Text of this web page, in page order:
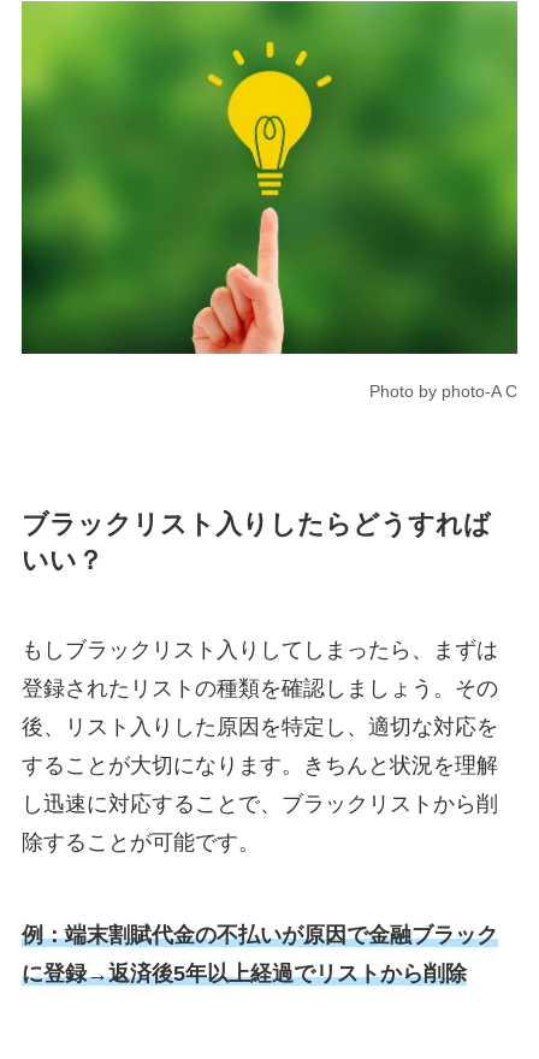
Photo by photo-A C
ブラックリスト入りしたらどうすれば
いい？
もしブラックリスト入りしてしまったら、まずは
登録されたリストの種類を確認しましょう。その
後、リスト入りした原因を特定し、適切な対応を
することが大切になります。きちんと状況を理解
し迅速に対応することで、ブラックリストから削
除することが可能です。
例：端末割賦代金の不払いが原因で金融ブラック
に登録→返済後5年以上経過でリストから削除